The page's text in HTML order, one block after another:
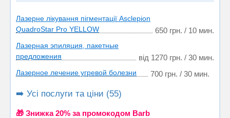
Лазерне лікування пігментації Asclepion
QuadroStar Pro YELLOW
650 грн. / 10 мин.
Лазерная эпиляция, пакетные
предложения
від 1270 грн. / 30 мин.
Лазерное лечение угревой болезни 700 грн. / 30 мин.
➡️ Усі послуги та ціни (55)
🎁 Знижка 20% за промокодом Barb